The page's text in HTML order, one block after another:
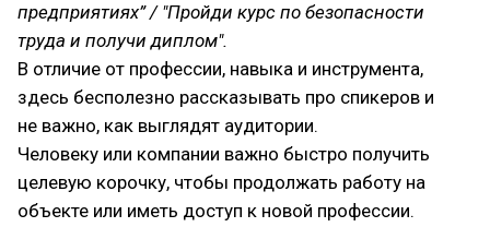
предприятиях” / "Пройди курс по безопасности
труда и получи диплом".
В отличие от профессии, навыка и инструмента,
здесь бесполезно рассказывать про спикеров и
не важно, как выглядят аудитории.
Человеку или компании важно быстро получить
целевую корочку, чтобы продолжать работу на
объекте или иметь доступ к новой профессии.